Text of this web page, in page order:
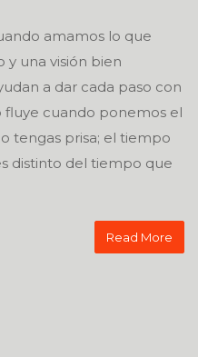
amamos lo que
y una visión bien
a dar cada paso con
fluye cuando ponemos el
tengas prisa; el tiempo
distinto del tiempo que
Read More